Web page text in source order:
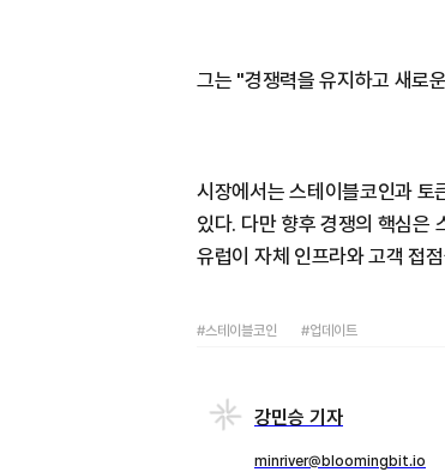
그는 "경쟁력을 유지하고 새로
시장에서는 스테이블코인과 토
있다. 다만 향후 경쟁의 핵심은
유럽이 자체 인프라와 고객 접
#스테이블코인 #업데이트
강민승 기자
minriver@bloomingbit.io